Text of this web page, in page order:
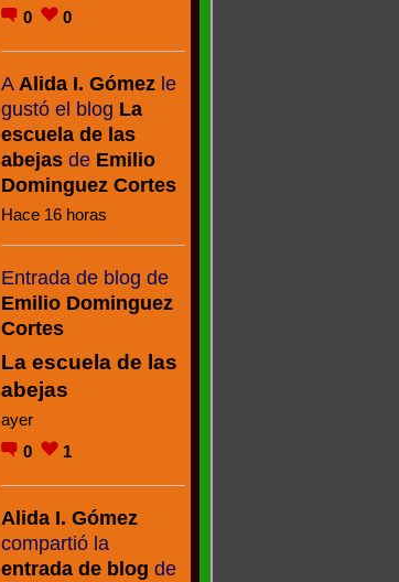
0
0
A Alida I. Gómez le
gustó el blog La
escuela de las
abejas de Emilio
Dominguez Cortes
Hace 16 horas
Entrada de blog de
Emilio Dominguez
Cortes
La escuela de las
abejas
ayer
0
1
Alida I. Gómez
compartió la
entrada de blog de